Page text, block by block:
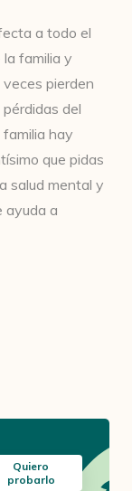
a todo el
familia y
pierden
del
familia hay
que pidas
salud mental y
ayuda a
Quiero
probarlo